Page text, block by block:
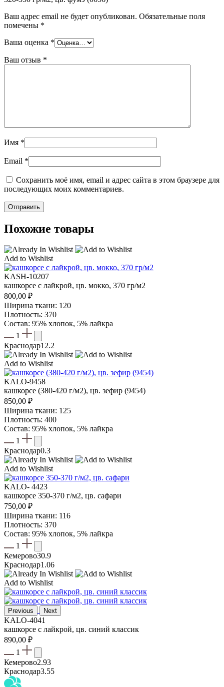
Ваш адрес email не будет опубликован. Обязательные поля
помечены *
Ваша оценка *
Ваш отзыв *
Имя *
Email *
Сохранить моё имя, email и адрес сайта в этом браузере для
последующих моих комментариев.
Похожие товары
Add to Wishlist
KASH-10207
кашкорсе с лайкрой, цв. мокко, 370 гр/м2
800,00 ₽
Ширина ткани: 120
Плотность: 370
Состав: 95% хлопок, 5% лайкра
1
Краснодар12.2
Add to Wishlist
KALO-9458
кашкорсе (380-420 г/м2), цв. зефир (9454)
850,00 ₽
Ширина ткани: 125
Плотность: 400
Состав: 95% хлопок, 5% лайкра
1
Краснодар0.3
Add to Wishlist
KALO- 4423
кашкорсе 350-370 г/м2, цв. сафари
750,00 ₽
Ширина ткани: 116
Плотность: 370
Состав: 95% хлопок, 5% лайкра
1
Кемерово30.9
Краснодар1.06
Add to Wishlist
Previous Next
KALO-4041
кашкорсе с лайкрой, цв. синий классик
890,00 ₽
1
Кемерово2.93
Краснодар3.55